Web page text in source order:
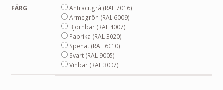
FÄRG
Antracitgrå (RAL 7016)
Armegrön (RAL 6009)
Björnbär (RAL 4007)
Paprika (RAL 3020)
Spenat (RAL 6010)
Svart (RAL 9005)
Vinbär (RAL 3007)